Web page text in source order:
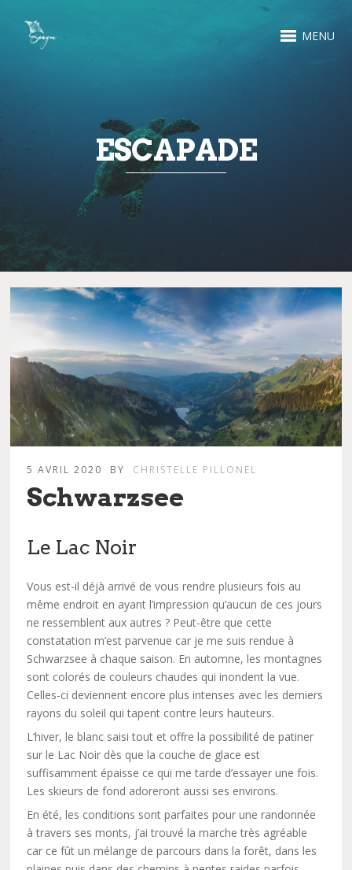
MENU
ESCAPADE
5 AVRIL 2020 BY CHRISTELLE PILLONEL
Schwarzsee
Le Lac Noir
Vous est-il déjà arrivé de vous rendre plusieurs fois au
même endroit en ayant l’impression qu’aucun de ces jours
ne ressemblent aux autres ? Peut-être que cette
constatation m’est parvenue car je me suis rendue à
Schwarzsee à chaque saison. En automne, les montagnes
sont colorés de couleurs chaudes qui inondent la vue.
Celles-ci deviennent encore plus intenses avec les derniers
rayons du soleil qui tapent contre leurs hauteurs.
L’hiver, le blanc saisi tout et offre la possibilité de patiner
sur le Lac Noir dès que la couche de glace est
suffisamment épaisse ce qui me tarde d’essayer une fois.
Les skieurs de fond adoreront aussi ses environs.
En été, les conditions sont parfaites pour une randonnée
à travers ses monts, j’ai trouvé la marche très agréable
car ce fût un mélange de parcours dans la forêt, dans les